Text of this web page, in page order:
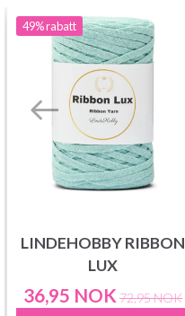
49%rabatt
LINDEHOBBY RIBBON
LUX
36,95 NOK 72,95 NOK